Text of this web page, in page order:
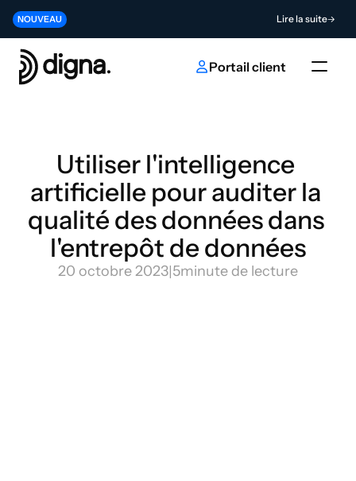
NOUVEAU Lire la suite
Version 2026.06 - Intégrer la Data Observability au cœur de votre
NOUVEAUContribuez à l'avenir de l'innovation en matière d'IA et de données
Portail client
Utiliser l'intelligence
artificielle pour auditer la
qualité des données dans
l'entrepôt de données
20 octobre 2023|5minute de lecture